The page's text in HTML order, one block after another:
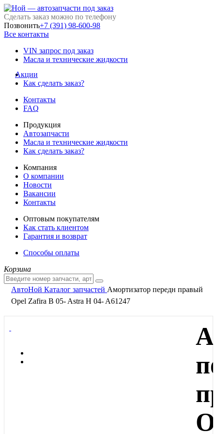
Сделать заказ можно по телефону
Позвонить+7 (391) 98-600-98
Все контакты
VIN запрос под заказ
Масла и технические жидкости
Акции
Как сделать заказ?
Контакты
FAQ
Продукция
Автозапчасти
Масла и технические жидкости
Как сделать заказ?
Компания
О компании
Новости
Вакансии
Контакты
Оптовым покупателям
Как стать клиентом
Гарантия и возврат
Способы оплаты
Корзина
АвтоНой Каталог запчастей Амортизатор передн правый
Opel Zafira B 05- Astra H 04- A61247